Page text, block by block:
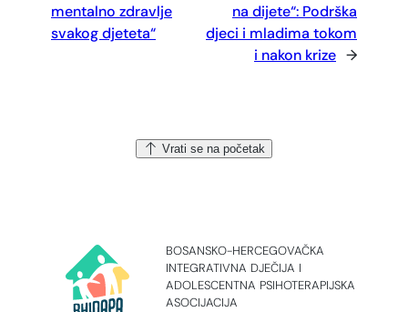
mentalno zdravlje
svakog djeteta“
na dijete“: Podrška
djeci i mladima tokom
i nakon krize →
Vrati se na početak
BOSANSKO-HERCEGOVAČKA
INTEGRATIVNA DJEČIJA I
ADOLESCENTNA PSIHOTERAPIJSKA
ASOCIJACIJA